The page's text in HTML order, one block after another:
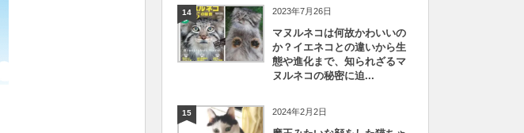
14 2023年7月26日
マヌルネコは何故かわいいの
か？イエネコとの違いから生
態や進化まで、知られざるマ
ヌルネコの秘密に迫...
15 2024年2月2日